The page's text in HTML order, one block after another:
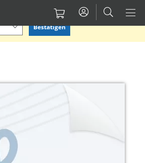
einen anderen auswählen.
Bestätigen